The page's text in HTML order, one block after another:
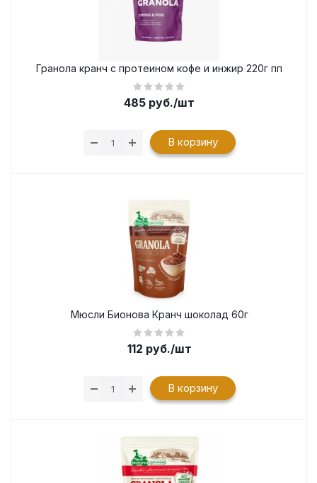
Гранола кранч с протеином кофе и инжир 220г пп
485 руб./шт
В корзину
Мюсли Бионова Кранч шоколад 60г
112 руб./шт
В корзину